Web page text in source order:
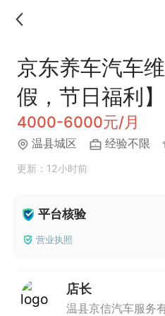
京东养车汽车
假，节日福利】
4000-6000元/月
温县城区 经验不限
更新：12小时前
平台核验
营业执照
店长
温县京信汽车服务